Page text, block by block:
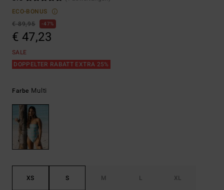
ECO-BONUS
€ 89,95
47%
€ 47,23
SALE
DOPPELTER RABATT EXTRA 25%
Farbe Multi
XS S M L XL